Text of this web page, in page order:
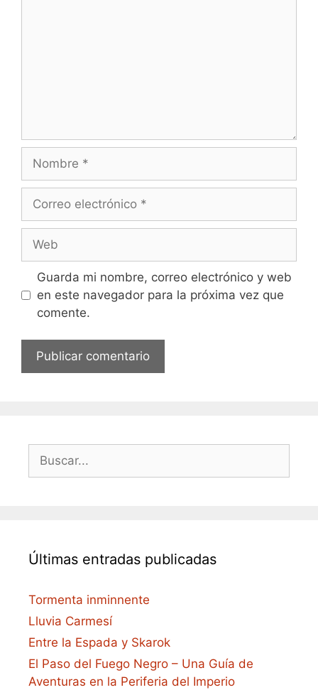
electrónico
Guarda mi nombre, correo electrónico y web
en este navegador para la próxima vez que
comente.
Buscar:
Últimas entradas publicadas
Tormenta inminnente
Lluvia Carmesí
Entre la Espada y Skarok
El Paso del Fuego Negro – Una Guía de
Aventuras en la Periferia del Imperio